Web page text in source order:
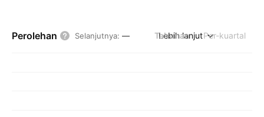
Perolehan Selanjutnya: — Tahunan Per-kuartal
Lebih lanjut